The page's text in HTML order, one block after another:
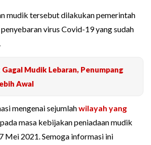
mudik tersebut dilakukan pemerintah
virus Covid-19 yang sudah
Mudik Lebaran, Penumpang
Awal
mengenai sejumlahwilayah yang
pada masa kebijakan peniadaan mudik
Mei 2021. Semoga informasi ini